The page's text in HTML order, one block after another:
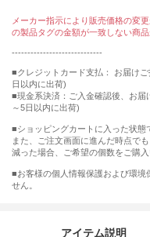
メーカー指示により販売価格の変
の製品タグの金額が一致しない商品
-----------------------------
■クレジットカード支払： お届け
日以内に出荷)
■現金系決済：ご入金確認後、お
～5日以内に出荷)
■ショッピングカートに入った状態
また、ご注文画面に進んだ時点で
減った場合、ご希望の個数をご購
■お客様の個人情報保護および環境
せん。
アイテム説明